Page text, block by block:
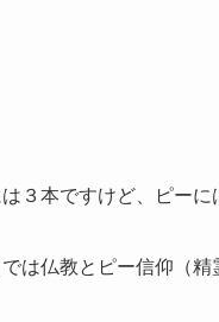
３本ですけど、ピーに
は仏教とピー信仰（精